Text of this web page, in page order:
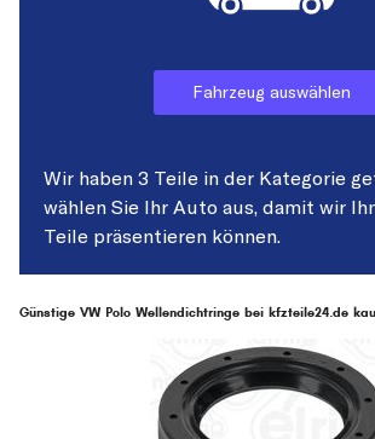
Fahrzeug auswählen
Wir haben 3 Teile in der Kategorie
wählen Sie Ihr Auto aus, damit wir
Teile präsentieren können.
Günstige VW Polo Wellendichtringe bei kfzteile24.de